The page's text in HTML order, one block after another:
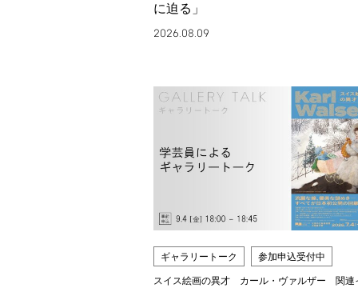
に迫る」
2026.08.09
ギャラリートーク 参加申込受付中
スイス絵画の異才 カール・ヴァルザー 関連